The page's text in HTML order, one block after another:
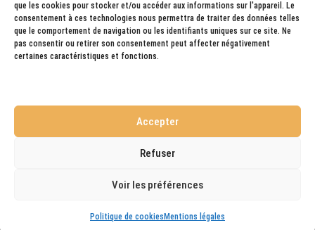
que les cookies pour stocker et/ou accéder aux informations sur l'appareil. Le
consentement à ces technologies nous permettra de traiter des données telles
que le comportement de navigation ou les identifiants uniques sur ce site. Ne
pas consentir ou retirer son consentement peut affecter négativement
certaines caractéristiques et fonctions.
Accepter
Refuser
Voir les préférences
Politique de cookies Mentions légales
Liechtenstein, Hongrie, Slovaquie...
Pays prochainement ouvert à la livraison
Conditions générales de ventes
Elegant Themes| Propulsé par